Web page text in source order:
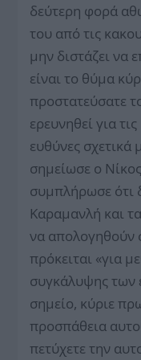
δεύτερη φορά
του από τις
μην διστάζει να
είναι το θύμα
προστατεύσατε
ερευνηθεί για
ευθύνες
σημείωσε ο
συμπλήρωσε ότι
Καραμανλή και
να απολογηθούν
πρόκειται «για
συγκάλυψης των
σημείο, κύριε
προσπάθεια
πετύχετε την